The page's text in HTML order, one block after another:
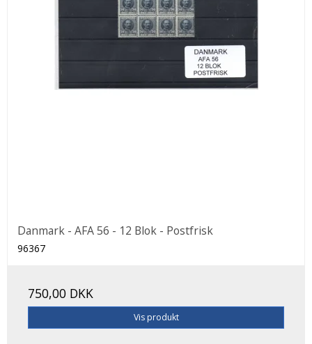
Danmark - AFA 56 - 12 Blok - Postfrisk
96367
750,00 DKK
Vis produkt